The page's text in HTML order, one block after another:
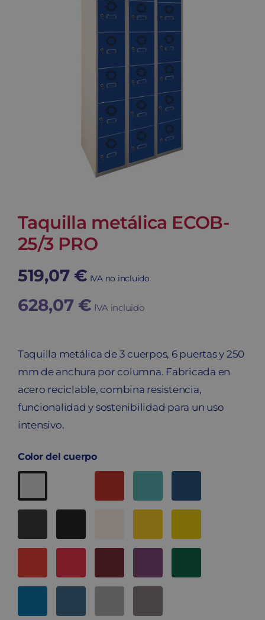
Taquilla metálica ECOB-
25/3 PRO
519,07 € IVA no incluido
628,07 € IVA incluido
Taquilla metálica de 3 cuerpos, 6 puertas y 250
mm de anchura por columna. Fabricada en
acero reciclable, combina resistencia,
funcionalidad y sostenibilidad para un uso
intensivo.
Color del cuerpo